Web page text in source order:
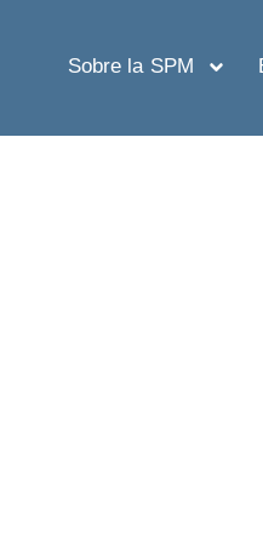
Sobre la SPM